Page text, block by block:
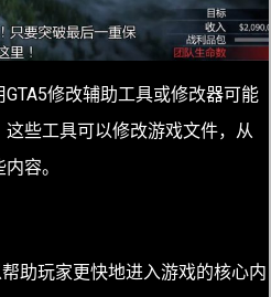
修改辅助工具或修改器可能
些工具可以修改游戏文件，从
容。
助玩家更快地进入游戏的核心内